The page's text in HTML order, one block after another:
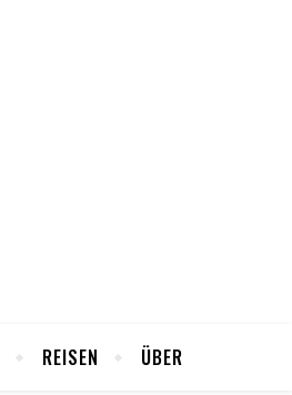
REISEN ÜBER